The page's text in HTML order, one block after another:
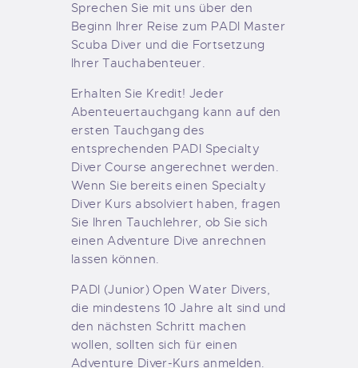
Sprechen Sie mit uns über den
Beginn Ihrer Reise zum PADI Master
Scuba Diver und die Fortsetzung
Ihrer Tauchabenteuer.
Erhalten Sie Kredit! Jeder
Abenteuertauchgang kann auf den
ersten Tauchgang des
entsprechenden PADI Specialty
Diver Course angerechnet werden.
Wenn Sie bereits einen Specialty
Diver Kurs absolviert haben, fragen
Sie Ihren Tauchlehrer, ob Sie sich
einen Adventure Dive anrechnen
lassen können.
PADI (Junior) Open Water Divers,
die mindestens 10 Jahre alt sind und
den nächsten Schritt machen
wollen, sollten sich für einen
Adventure Diver-Kurs anmelden.